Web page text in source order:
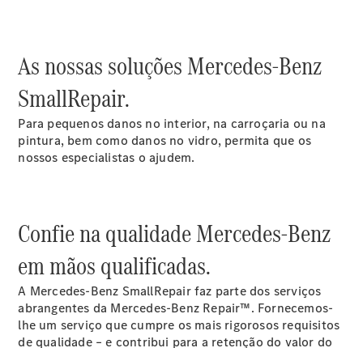
Visão geral
dos
Formulário
de contacto
Test drive
Os
especialistas
Marco Polo
Carreiras
As nossas soluções Mercedes-Benz
SmallRepair.
Para pequenos danos no interior, na carroçaria ou na
pintura, bem como danos no vidro, permita que os
nossos especialistas o ajudem.
Confie na qualidade Mercedes-Benz
em mãos qualificadas.
A Mercedes-Benz SmallRepair faz parte dos serviços
abrangentes da Mercedes-Benz Repair™. Fornecemos-
lhe um serviço que cumpre os mais rigorosos requisitos
de qualidade – e contribui para a retenção do valor do